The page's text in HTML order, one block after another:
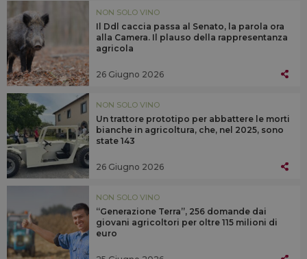
NON SOLO VINO
Il Ddl caccia passa al Senato, la parola ora
alla Camera. Il plauso della rappresentanza
agricola
26 Giugno 2026
NON SOLO VINO
Un trattore prototipo per abbattere le morti
bianche in agricoltura, che, nel 2025, sono
state 143
26 Giugno 2026
NON SOLO VINO
“Generazione Terra”, 256 domande dai
giovani agricoltori per oltre 115 milioni di
euro